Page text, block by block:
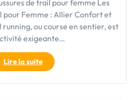
de trail pour femme Les
pour Femme : Allier Confort et
ou course en sentier, est
exigeante…
Lire la suite"Chaussures
de
Trail